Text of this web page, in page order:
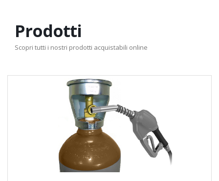
Prodotti
Scopri tutti i nostri prodotti acquistabili online